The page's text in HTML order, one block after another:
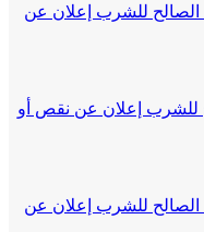
للشرب إعلان عن
للشرب إعلان عن نقص أو
للشرب إعلان عن